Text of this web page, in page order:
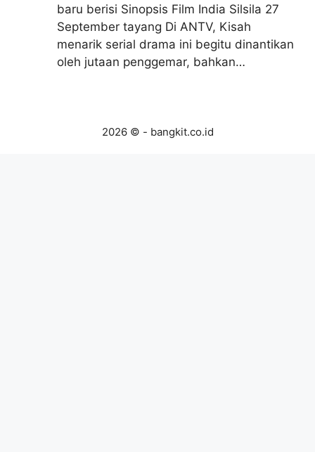
baru berisi Sinopsis Film India Silsila 27
September tayang Di ANTV, Kisah
menarik serial drama ini begitu dinantikan
oleh jutaan penggemar, bahkan…
2026 © - bangkit.co.id